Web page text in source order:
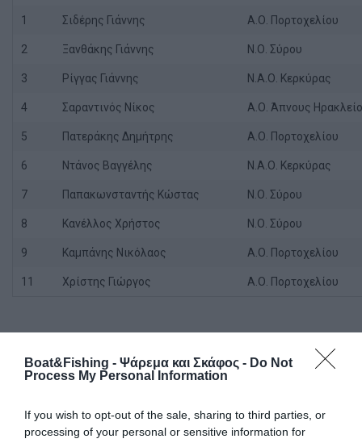
Boat&Fishing - Ψάρεμα και Σκάφος - Do Not
Process My Personal Information
If you wish to opt-out of the sale, sharing to third parties, or
processing of your personal or sensitive information for
1 Σιδέρης Γιάννης Α.Ο. Πορτοχελίου
2 Ξανθάκης Γιάννης Ν.Ο. Σύρου
3 Ρίγγας Γιάννης Ν.Α.Ο. Κερκύρας
4 Σαραντινός Νίκος Α.Ο. Άπνους
5 Πατεράκης Δημήτρης Α.Ο. Πορτοχελίου
6 Ντάνος Βαγγέλης Ν.Α.Ο. Κερκύρας
7 Παπακωνσταντής Κώστας Ν.Ο. Σύρου
8 Κανέλλος Χρήστος Ν.Ο. Σύρου
9 Καμπάνης Νικόλαος Α.Ο. Πορτοχελίου
11 Χρίστης Γιώργος Α.Ο. Πορτοχελίου
Αποτελέσματα Β’ Ημέρας Ατομικού
1 Σιδέρης Γιάννης Α.Ο. Πορτοχελίου